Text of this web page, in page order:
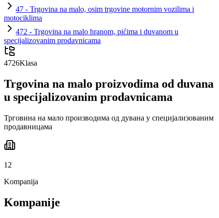
47 - Trgovina na malo, osim trgovine motornim vozilima i
motociklima
472 - Trgovina na malo hranom, pićima i duvanom u
specijalizovanim prodavnicama
4726Klasa
Trgovina na malo proizvodima od duvana
u specijalizovanim prodavnicama
Трговина на мало производима од дувана у специјализованим
продавницама
12
Kompanija
Kompanije